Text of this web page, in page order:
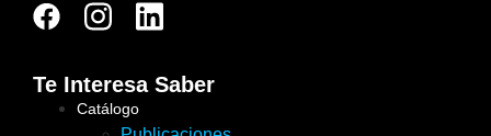
Te Interesa Saber
Catálogo